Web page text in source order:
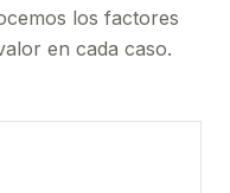
los factores
en cada caso.